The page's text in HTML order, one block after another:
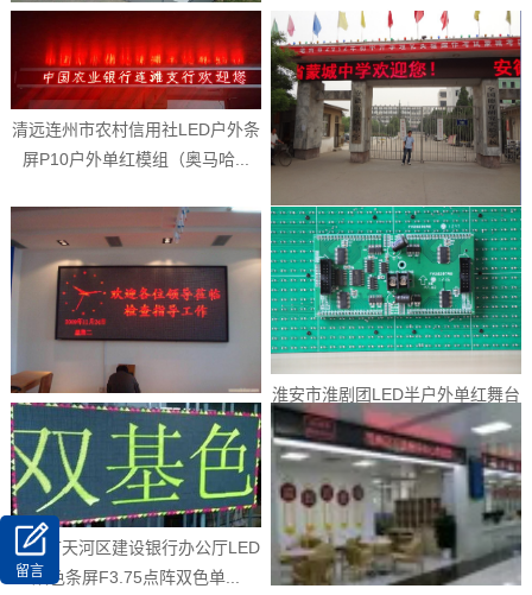
珠海五中LED户外单红条屏P10户
外单红模组（奥马哈）
LED字幕机厂家 P10户外单红...
清远连州市农村信用社LED户外条
屏P10户外单红模组（奥马哈...
广州增城区中新小学LED户外条屏
P10户外单红模组（奥马哈）
广州市红豆粤剧团LED舞台屏5.0
点阵双色单元板（奥马哈）
淮安市淮剧团LED半户外单红舞台
屏5.0半户外插灯单元板（奥...
广州市天河区建设银行办公厅LED
双色条屏F3.75点阵双色单...
留言